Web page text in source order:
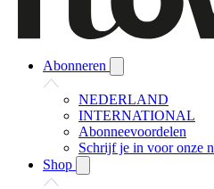
Abonneren
NEDERLAND
INTERNATIONAL
Abonneevoordelen
Schrijf je in voor onze
Shop